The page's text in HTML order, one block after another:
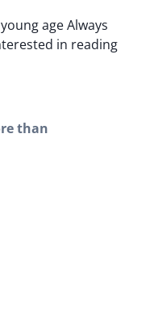
age Always
in reading
than